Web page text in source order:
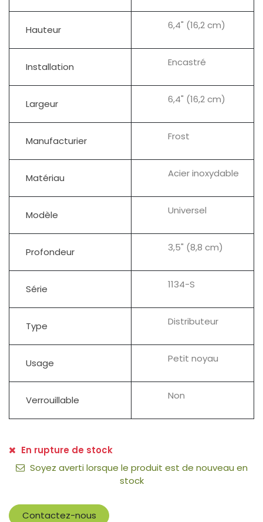
Hauteur 6,4" (16,2 cm)
Installation Encastré
Largeur 6,4" (16,2 cm)
Manufacturier Frost
Matériau Acier inoxydable
Modèle Universel
Profondeur 3,5" (8,8 cm)
Série 1134-S
Type Distributeur
Usage Petit noyau
Verrouillable Non
En rupture de stock
Soyez averti lorsque le produit est de nouveau en
stock
Contactez-nous